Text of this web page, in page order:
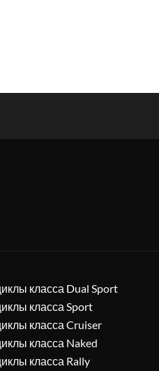
класса Dual Sport
класса Sport
класса Cruiser
класса Naked
класса Rally